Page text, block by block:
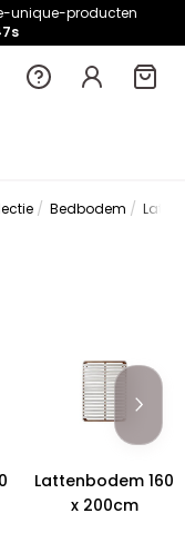
unique-producten
Bedbodem
Lattenbodem 160
x 200cm